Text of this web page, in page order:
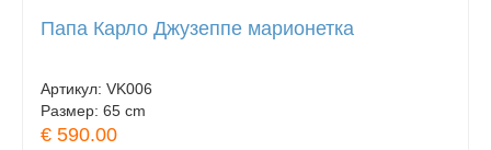
Папа Карло Джузеппе марионетка
Артикул: VK006
Размер: 65 cm
€ 590.00